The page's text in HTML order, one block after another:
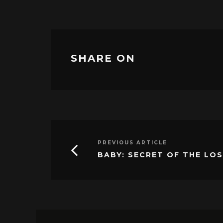
SHARE ON
PREVIOUS ARTICLE
BABY: SECRET OF THE